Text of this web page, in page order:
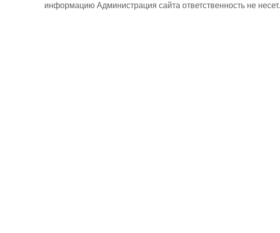
информацию Администрация сайта ответственность не несет.